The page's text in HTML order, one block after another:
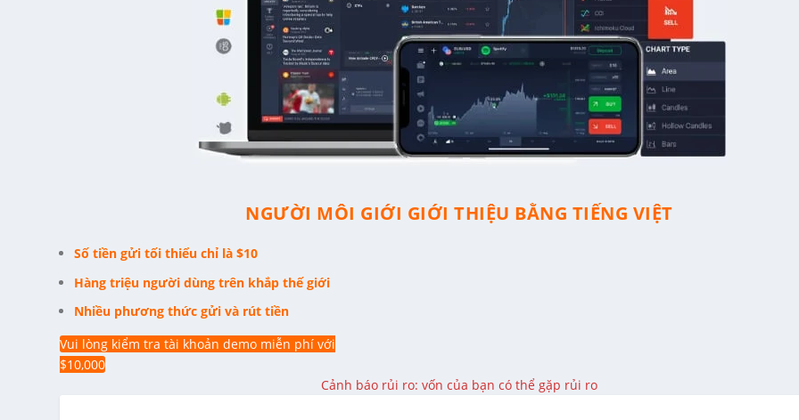
NGƯỜI MÔI GIỚI GIỚI THIỆU BẰNG TIẾNG VIỆT
Số tiền gửi tối thiểu chỉ là $10
Hàng triệu người dùng trên khắp thế giới
Nhiều phương thức gửi và rút tiền
Vui lòng kiểm tra tài khoản demo miễn phí với
$10,000
Cảnh báo rủi ro: vốn của bạn có thể gặp rủi ro